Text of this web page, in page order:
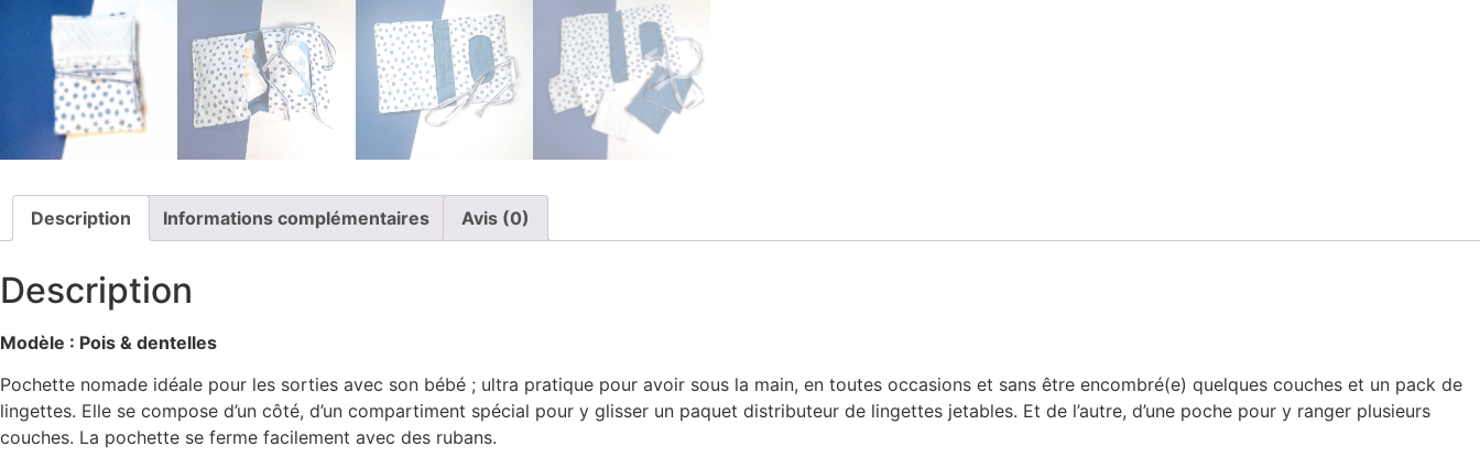
Description Informations complémentaires Avis (0)
Description
Modèle : Pois & dentelles
Pochette nomade idéale pour les sorties avec son bébé ; ultra pratique pour avoir sous la main, en toutes occasions et sans être encombré(e) quelques couches et un pack de
lingettes. Elle se compose d’un côté, d’un compartiment spécial pour y glisser un paquet distributeur de lingettes jetables. Et de l’autre, d’une poche pour y ranger plusieurs
couches. La pochette se ferme facilement avec des rubans.